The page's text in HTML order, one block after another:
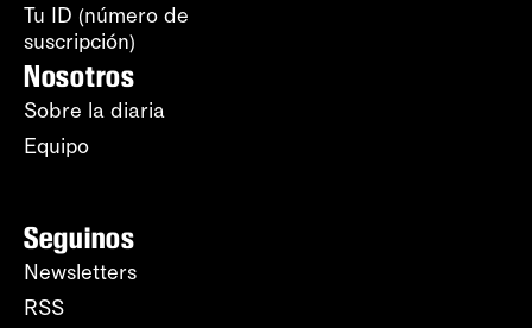
Tu ID (número de
suscripción)
Nosotros
Sobre la diaria
Equipo
Seguinos
Newsletters
RSS